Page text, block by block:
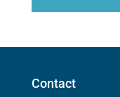
Contact